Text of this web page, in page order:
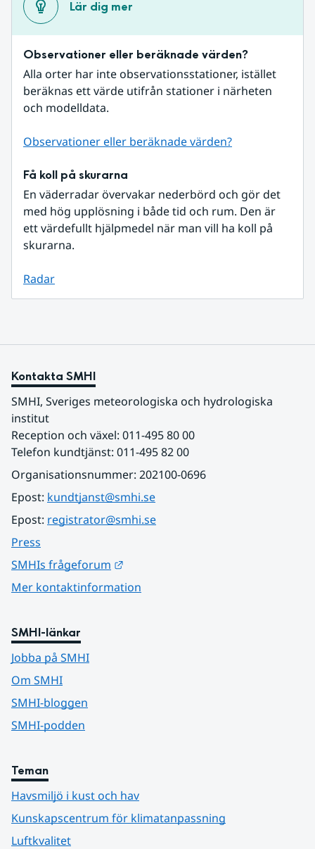
Lär dig mer
Observationer eller beräknade värden?
Alla orter har inte observationsstationer, istället
beräknas ett värde utifrån stationer i närheten
och modelldata.
Observationer eller beräknade värden?
Få koll på skurarna
En väderradar övervakar nederbörd och gör det
med hög upplösning i både tid och rum. Den är
ett värdefullt hjälpmedel när man vill ha koll på
skurarna.
Radar
Kontakta SMHI
SMHI, Sveriges meteorologiska och hydrologiska
institut
Reception och växel: 011-495 80 00
Telefon kundtjänst: 011-495 82 00
Organisationsnummer: 202100-0696
Epost: kundtjanst@smhi.se
Epost: registrator@smhi.se
Press
SMHIs frågeforum
Mer kontaktinformation
SMHI-länkar
Jobba på SMHI
Om SMHI
SMHI-bloggen
SMHI-podden
Teman
Havsmiljö i kust och hav
Kunskapscentrum för klimatanpassning
Luftkvalitet